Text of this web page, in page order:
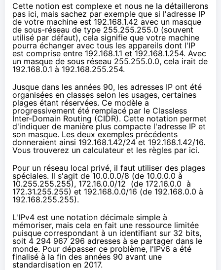
Cette notion est complexe et nous ne la détaillerons
pas ici, mais sachez par exemple que si l'adresse IP
de votre machine est 192.168.1.42 avec un masque
de sous-réseau de type 255.255.255.0 (souvent
utilisé par défaut), cela signifie que votre machine
pourra échanger avec tous les appareils dont l'IP
est comprise entre 192.168.1.1 et 192.168.1.254. Avec
un masque de sous réseau 255.255.0.0, cela irait de
192.168.0.1 à 192.168.255.254.
Jusque dans les années 90, les adresses IP ont été
organisées en classes selon les usages, certaines
plages étant réservées. Ce modèle a
progressivement été remplacé par le Classless
Inter-Domain Routing (CIDR). Cette notation permet
d'indiquer de manière plus compacte l'adresse IP et
son masque. Les deux exemples précédents
donneraient ainsi 192.168.1.42/24 et 192.168.1.42/16.
Vous trouverez un calculateur et les règles par ici.
Pour un réseau local privé, il faut utiliser des plages
spéciales. Il s'agit de 10.0.0.0/8 (de 10.0.0.0 à
10.255.255.255), 172.16.0.0/12 (de 172.16.0.0 à
172.31.255.255) et 192.168.0.0/16 (de 192.168.0.0 à
192.168.255.255).
L'IPv4 est une notation décimale simple à
mémoriser, mais cela en fait une ressource limitée
puisque correspondant à un identifiant sur 32 bits,
soit 4 294 967 296 adresses à se partager dans le
monde. Pour dépasser ce problème, l'IPv6 a été
finalisé à la fin des années 90 avant une
standardisation en 2017.